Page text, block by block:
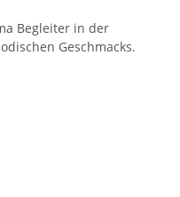
Begleiter in der
Geschmacks.